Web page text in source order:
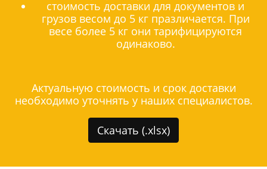
стоимость доставки для документов и
грузов весом до 5 кг празличается. При
весе более 5 кг они тарифицируются
одинаково.
Актуальную стоимость и срок доставки
необходимо уточнять у наших специалистов.
Скачать (.xlsx)